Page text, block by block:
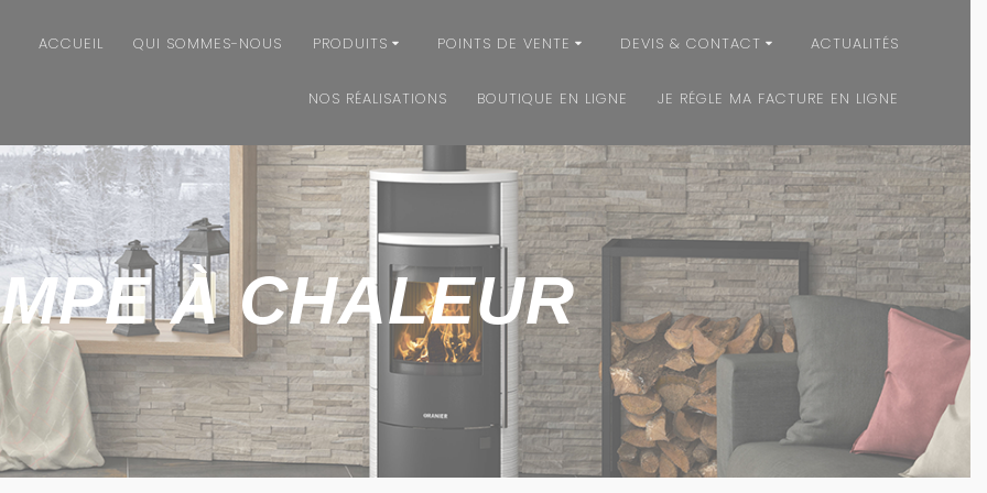
ACCUEIL QUI SOMMES-NOUS PRODUITS POINTS DE VENTE DEVIS & CONTACT ACTUALITÉS
NOS RÉALISATIONS BOUTIQUE EN LIGNE JE RÉGLE MA FACTURE EN LIGNE
À CHALEUR